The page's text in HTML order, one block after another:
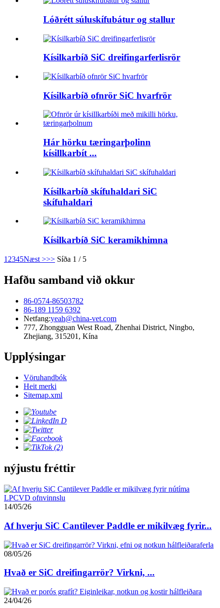
Lóðrétt súluskífubátur og stallur
Kísilkarbíð SiC dreifingarferlisrör
Kísilkarbíð ofnrör SiC hvarfrör
Hár hörku tæringarþolinn
kísillkarbít ...
Kísilkarbíð skífuhaldari SiC
skífuhaldari
Kísilkarbíð SiC keramikhimna
1 2345Næst >>> Síða 1 / 5
Hafðu samband við okkur
86-0574-86503782
86-189 1159 6392
Netfang:yeah@china-vet.com
777, Zhongguan West Road, Zhenhai District, Ningbo,
Zhejiang, 315201, Kína
Upplýsingar
Vöruhandbók
Heit merki
Sitemap.xml
nýjustu fréttir
14/05/26
Af hverju SiC Cantilever Paddle er mikilvæg fyrir...
08/05/26
Hvað er SiC dreifingarrör? Virkni, ...
24/04/26